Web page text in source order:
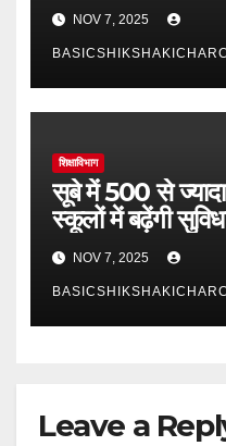
NOV 7, 2025
शिक्षाविभाग
सूबे में 500 से ज्यादा
स्कूलों में बढ़ेंगी
NOV 7, 2025
Leave a